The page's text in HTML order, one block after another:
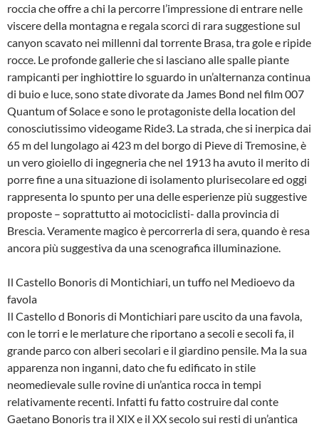
roccia che offre a chi la percorre l’impressione di entrare nelle
viscere della montagna e regala scorci di rara suggestione sul
canyon scavato nei millenni dal torrente Brasa, tra gole e ripide
rocce. Le profonde gallerie che si lasciano alle spalle piante
rampicanti per inghiottire lo sguardo in un’alternanza continua
di buio e luce, sono state divorate da James Bond nel film 007
Quantum of Solace e sono le protagoniste della location del
conosciutissimo videogame Ride3. La strada, che si inerpica dai
65 m del lungolago ai 423 m del borgo di Pieve di Tremosine, è
un vero gioiello di ingegneria che nel 1913 ha avuto il merito di
porre fine a una situazione di isolamento plurisecolare ed oggi
rappresenta lo spunto per una delle esperienze più suggestive
proposte – soprattutto ai motociclisti- dalla provincia di
Brescia. Veramente magico è percorrerla di sera, quando è resa
ancora più suggestiva da una scenografica illuminazione.
Il Castello Bonoris di Montichiari, un tuffo nel Medioevo da
favola
Il Castello d Bonoris di Montichiari pare uscito da una favola,
con le torri e le merlature che riportano a secoli e secoli fa, il
grande parco con alberi secolari e il giardino pensile. Ma la sua
apparenza non inganni, dato che fu edificato in stile
neomedievale sulle rovine di un’antica rocca in tempi
relativamente recenti. Infatti fu fatto costruire dal conte
Gaetano Bonoris tra il XIX e il XX secolo sui resti di un’antica